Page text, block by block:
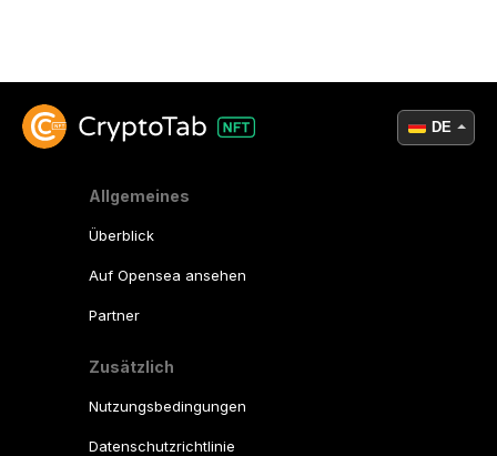
Allgemeines
Überblick
Auf Opensea ansehen
Partner
Zusätzlich
Nutzungsbedingungen
Datenschutzrichtlinie
DE